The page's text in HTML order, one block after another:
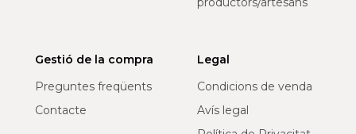
Gestió de la compra
Preguntes freqüents
Contacte
Legal
Condicions de venda
Avís legal